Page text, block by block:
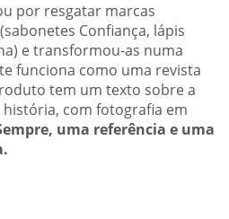
por resgatar marcas
Confiança, lápis
e transformou-as numa
funciona como uma revista
tem um texto sobre a
história, com fotografia em
uma referência e uma